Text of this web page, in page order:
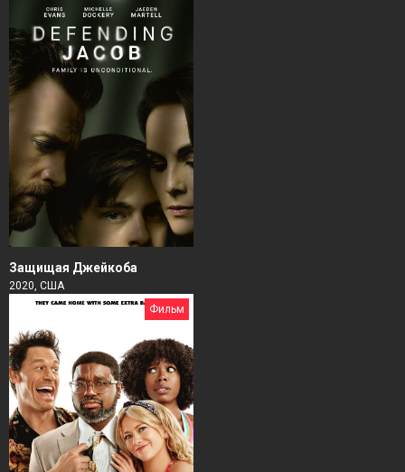
Защищая Джейкоба
2020, США
Фильм